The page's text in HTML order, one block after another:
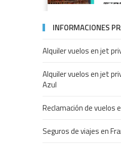
INFORMACIONES
Alquiler vuelos en jet
Alquiler vuelos en jet
Azul
Reclamación de vuelos
Seguros de viajes en